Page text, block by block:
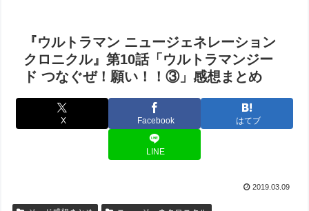
『ウルトラマン ニュージェネレーション
クロニクル』第10話「ウルトラマンジー
ド つなぐぜ！願い！！③」感想まとめ
X Facebook はてブ
LINE
2019.03.09